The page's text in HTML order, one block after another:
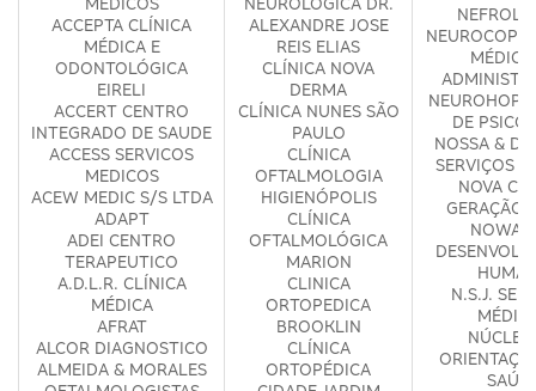
ACCEPTA CLÍNICA
MÉDICA E
ODONTOLÓGICA
EIRELI
ACCERT CENTRO
INTEGRADO DE SAUDE
ACCESS SERVICOS
MEDICOS
ACEW MEDIC S/S LTDA
ADAPT
ADEI CENTRO
TERAPEUTICO
A.D.L.R. CLÍNICA
MÉDICA
AFRAT
ALCOR DIAGNOSTICO
ALMEIDA & MORALES
ALEXANDRE JOSE
REIS ELIAS
CLÍNICA NOVA
DERMA
CLÍNICA NUNES SÃO
PAULO
CLÍNICA
OFTALMOLOGIA
HIGIENÓPOLIS
CLÍNICA
OFTALMOLÓGICA
MARION
CLINICA
ORTOPEDICA
BROOKLIN
CLÍNICA
ORTOPÉDICA
NEUROCOP
DE
NOSSA &
SERVIÇOS
NOVA
GERAÇÃO
NOWA
N.S.J.